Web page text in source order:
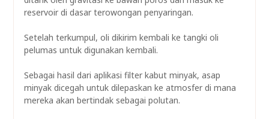
reservoir di dasar terowongan penyaringan.
Setelah terkumpul, oli dikirim kembali ke tangki oli
pelumas untuk digunakan kembali.
Sebagai hasil dari aplikasi filter kabut minyak, asap
minyak dicegah untuk dilepaskan ke atmosfer di mana
mereka akan bertindak sebagai polutan.